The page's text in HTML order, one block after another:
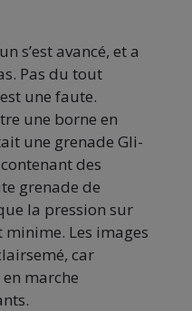
s’est avancé, et a
Pas du tout
une faute.
une borne en
une grenade Gli-
des
grenade de
la pression sur
minime. Les images
car
marche